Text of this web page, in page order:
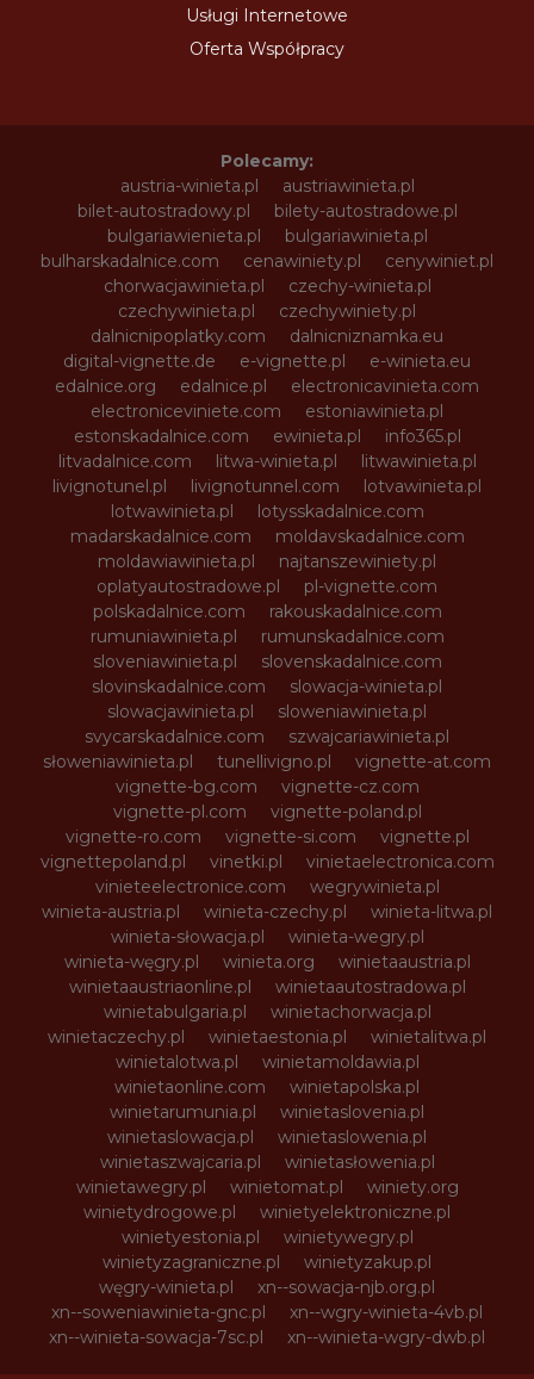
Usługi Internetowe
Oferta Współpracy
Polecamy:
austria-winieta.pl
austriawinieta.pl
bilet-autostradowy.pl
bilety-autostradowe.pl
bulgariawienieta.pl
bulgariawinieta.pl
bulharskadalnice.com
cenawiniety.pl
cenywiniet.pl
chorwacjawinieta.pl
czechy-winieta.pl
czechywinieta.pl
czechywiniety.pl
dalnicnipoplatky.com
dalnicniznamka.eu
digital-vignette.de
e-vignette.pl
e-winieta.eu
edalnice.org
edalnice.pl
electronicavinieta.com
electroniceviniete.com
estoniawinieta.pl
estonskadalnice.com
ewinieta.pl
info365.pl
litvadalnice.com
litwa-winieta.pl
litwawinieta.pl
livignotunel.pl
livignotunnel.com
lotvawinieta.pl
lotwawinieta.pl
lotysskadalnice.com
madarskadalnice.com
moldavskadalnice.com
moldawiawinieta.pl
najtanszewiniety.pl
oplatyautostradowe.pl
pl-vignette.com
polskadalnice.com
rakouskadalnice.com
rumuniawinieta.pl
rumunskadalnice.com
sloveniawinieta.pl
slovenskadalnice.com
slovinskadalnice.com
slowacja-winieta.pl
slowacjawinieta.pl
sloweniawinieta.pl
svycarskadalnice.com
szwajcariawinieta.pl
słoweniawinieta.pl
tunellivigno.pl
vignette-at.com
vignette-bg.com
vignette-cz.com
vignette-pl.com
vignette-poland.pl
vignette-ro.com
vignette-si.com
vignette.pl
vignettepoland.pl
vinetki.pl
vinietaelectronica.com
vinieteelectronice.com
wegrywinieta.pl
winieta-austria.pl
winieta-czechy.pl
winieta-litwa.pl
winieta-słowacja.pl
winieta-wegry.pl
winieta-węgry.pl
winieta.org
winietaaustria.pl
winietaaustriaonline.pl
winietaautostradowa.pl
winietabulgaria.pl
winietachorwacja.pl
winietaczechy.pl
winietaestonia.pl
winietalitwa.pl
winietalotwa.pl
winietamoldawia.pl
winietaonline.com
winietapolska.pl
winietarumunia.pl
winietaslovenia.pl
winietaslowacja.pl
winietaslowenia.pl
winietaszwajcaria.pl
winietasłowenia.pl
winietawegry.pl
winietomat.pl
winiety.org
winietydrogowe.pl
winietyelektroniczne.pl
winietyestonia.pl
winietywegry.pl
winietyzagraniczne.pl
winietyzakup.pl
węgry-winieta.pl
xn--sowacja-njb.org.pl
xn--soweniawinieta-gnc.pl
xn--wgry-winieta-4vb.pl
xn--winieta-sowacja-7sc.pl
xn--winieta-wgry-dwb.pl